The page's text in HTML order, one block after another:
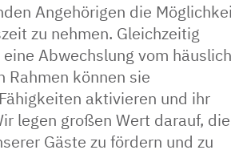
Angehörigen die
zu nehmen. Gleichzeitig
Abwechslung vom
Rahmen können sie
aktivieren und ihr
legen großen Wert darauf, die
Gäste zu fördern und zu